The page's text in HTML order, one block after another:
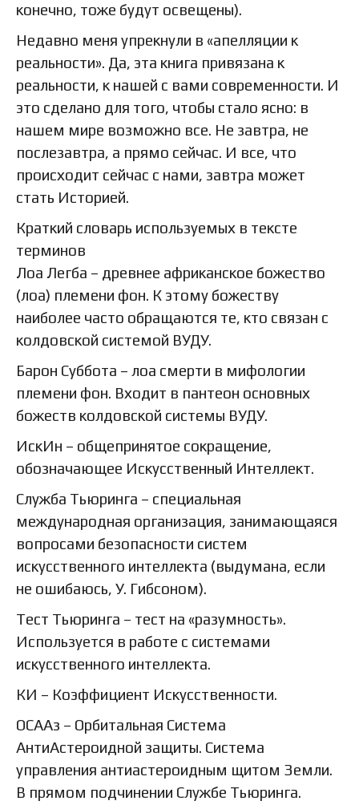
конечно, тоже будут освещены).
Недавно меня упрекнули в «апелляции к
реальности». Да, эта книга привязана к
реальности, к нашей с вами современности. И
это сделано для того, чтобы стало ясно: в
нашем мире возможно все. Не завтра, не
послезавтра, а прямо сейчас. И все, что
происходит сейчас с нами, завтра может
стать Историей.
Краткий словарь используемых в тексте
терминов
Лоа Легба – древнее африканское божество
(лоа) племени фон. К этому божеству
наиболее часто обращаются те, кто связан с
колдовской системой ВУДУ.
Барон Суббота – лоа смерти в мифологии
племени фон. Входит в пантеон основных
божеств колдовской системы ВУДУ.
ИскИн – общепринятое сокращение,
обозначающее Искусственный Интеллект.
Служба Тьюринга – специальная
международная организация, занимающаяся
вопросами безопасности систем
искусственного интеллекта (выдумана, если
не ошибаюсь, У. Гибсоном).
Тест Тьюринга – тест на «разумность».
Используется в работе с системами
искусственного интеллекта.
КИ – Коэффициент Искусственности.
ОСААз – Орбитальная Система
АнтиАстероидной защиты. Система
управления антиастероидным щитом Земли.
В прямом подчинении Службе Тьюринга.